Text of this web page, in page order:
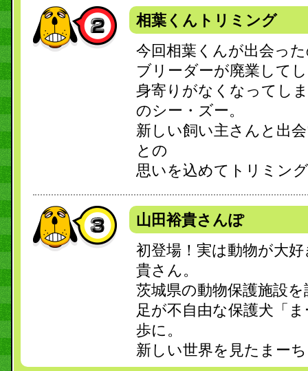
相葉くんトリミング
今回相葉くんが出会っ
ブリーダーが廃業して
身寄りがなくなってし
のシー・ズー。
新しい飼い主さんと出
との
思いを込めてトリミン
山田裕貴さんぽ
初登場！実は動物が大
貴さん。
茨城県の動物保護施設を
足が不自由な保護犬「
歩に。
新しい世界を見たまー